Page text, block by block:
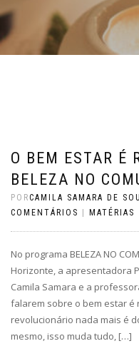
O BEM ESTAR É
BELEZA NO
PORCAMILA SAMARA DE
COMENTÁRIOS
MATÉRIAS
No programa BELEZA NO
Horizonte, a apresentadora
Camila Samara e a
falarem sobre o bem estar é
revolucionário nada mais é
mesmo, isso muda tudo, […]